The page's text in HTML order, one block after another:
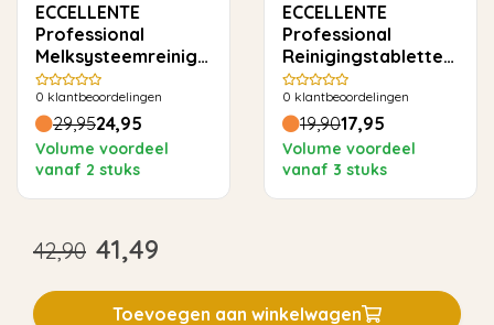
ECCELLENTE
Professional
Melksysteemreiniger
- 1000ml
0 klantbeoordelingen
29,9524,95
Volume voordeel
vanaf 2 stuks
ECCELLENTE
Professional
Reinigingstabletten
100x 2gram
0 klantbeoordelingen
19,9017,95
Volume voordeel
vanaf 3 stuks
42,90 41,49
Toevoegen aan winkelwagen